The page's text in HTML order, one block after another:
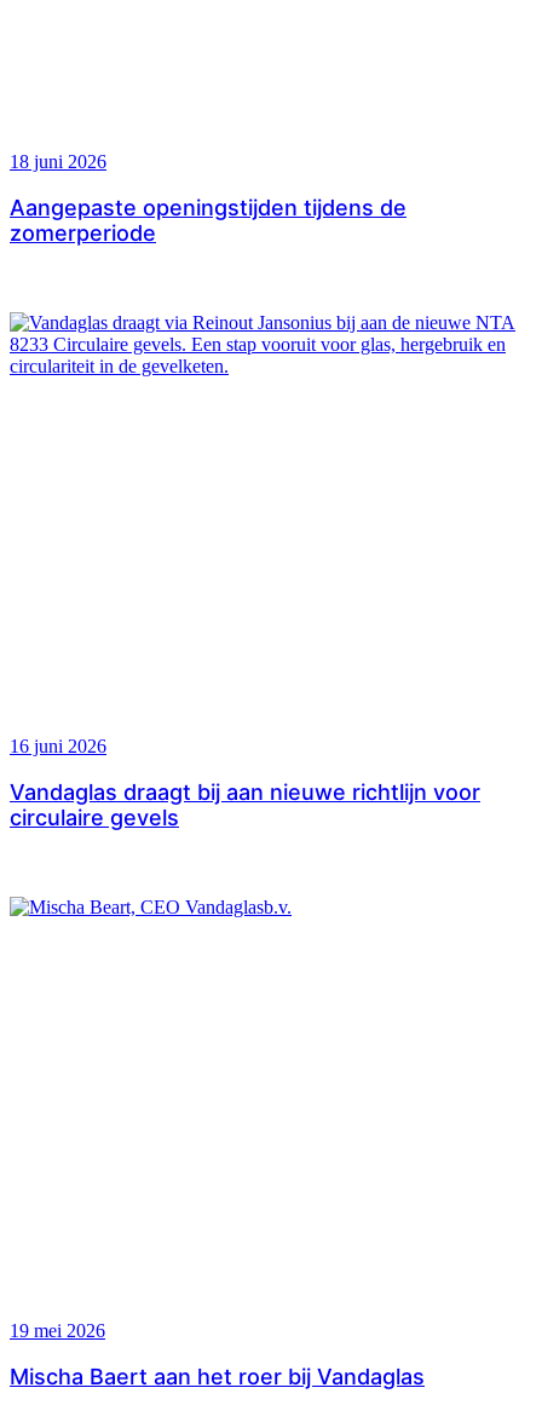
18 juni 2026
Aangepaste openingstijden tijdens de
zomerperiode
16 juni 2026
Vandaglas draagt bij aan nieuwe richtlijn voor
circulaire gevels
19 mei 2026
Mischa Baert aan het roer bij Vandaglas